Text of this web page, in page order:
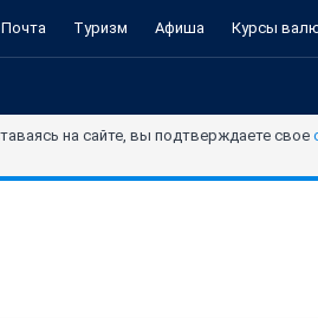
Почта Туризм Афиша Курсы
на сайте, вы подтверждаете свое